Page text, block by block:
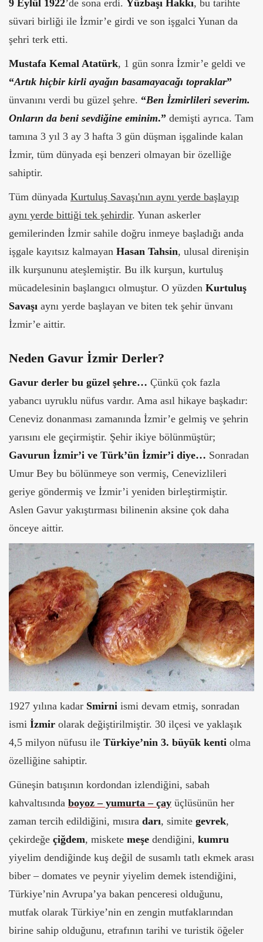
9 Eylül 1922’de sona erdi. Yüzbaşı Hakkı, bu tarihte
süvari birliği ile İzmir’e girdi ve son işgalci Yunan da
şehri terk etti.
Mustafa Kemal Atatürk, 1 gün sonra İzmir’e geldi ve
“Artık hiçbir kirli ayağın basamayacağı topraklar”
ünvanını verdi bu güzel şehre. “Ben İzmirlileri severim.
Onların da beni sevdiğine eminim.” demişti ayrıca. Tam
tamına 3 yıl 3 ay 3 hafta 3 gün düşman işgalinde kalan
İzmir, tüm dünyada eşi benzeri olmayan bir özelliğe
sahiptir.
Tüm dünyada Kurtuluş Savaşı'nın aynı yerde başlayıp
aynı yerde bittiği tek şehirdir. Yunan askerler
gemilerinden İzmir sahile doğru inmeye başladığı anda
işgale kayıtsız kalmayan Hasan Tahsin, ulusal direnişin
ilk kurşununu ateşlemiştir. Bu ilk kurşun, kurtuluş
mücadelesinin başlangıcı olmuştur. O yüzden Kurtuluş
Savaşı aynı yerde başlayan ve biten tek şehir ünvanı
İzmir’e aittir.
Neden Gavur İzmir Derler?
Gavur derler bu güzel şehre… Çünkü çok fazla
yabancı uyruklu nüfus vardır. Ama asıl hikaye başkadır:
Ceneviz donanması zamanında İzmir’e gelmiş ve şehrin
yarısını ele geçirmiştir. Şehir ikiye bölünmüştür;
Gavurun İzmir’i ve Türk’ün İzmir’i diye… Sonradan
Umur Bey bu bölünmeye son vermiş, Cenevizlileri
geriye göndermiş ve İzmir’i yeniden birleştirmiştir.
Aslen Gavur yakıştırması bilinenin aksine çok daha
önceye aittir.
1927 yılına kadar Smirni ismi devam etmiş, sonradan
ismi İzmir olarak değiştirilmiştir. 30 ilçesi ve yaklaşık
4,5 milyon nüfusu ile Türkiye’nin 3. büyük kenti olma
özelliğine sahiptir.
Güneşin batışının kordondan izlendiğini, sabah
kahvaltısında boyoz – yumurta – çay üçlüsünün her
zaman tercih edildiğini, mısıra darı, simite gevrek,
çekirdeğe çiğdem, miskete meşe dendiğini, kumru
yiyelim dendiğinde kuş değil de susamlı tatlı ekmek arası
biber – domates ve peynir yiyelim demek istendiğini,
Türkiye’nin Avrupa’ya bakan penceresi olduğunu,
mutfak olarak Türkiye’nin en zengin mutfaklarından
birine sahip olduğunu, etrafının tarihi ve turistik öğeler